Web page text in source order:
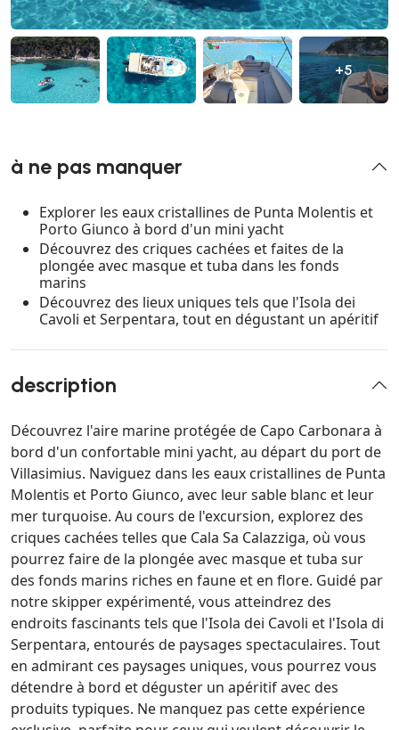
+5
à ne pas manquer
Explorer les eaux cristallines de Punta Molentis et
Porto Giunco à bord d'un mini yacht
Découvrez des criques cachées et faites de la
plongée avec masque et tuba dans les fonds
marins
Découvrez des lieux uniques tels que l'Isola dei
Cavoli et Serpentara, tout en dégustant un apéritif
description
Découvrez l'aire marine protégée de Capo Carbonara à
bord d'un confortable mini yacht, au départ du port de
Villasimius. Naviguez dans les eaux cristallines de Punta
Molentis et Porto Giunco, avec leur sable blanc et leur
mer turquoise. Au cours de l'excursion, explorez des
criques cachées telles que Cala Sa Calazziga, où vous
pourrez faire de la plongée avec masque et tuba sur
des fonds marins riches en faune et en flore. Guidé par
notre skipper expérimenté, vous atteindrez des
endroits fascinants tels que l'Isola dei Cavoli et l'Isola di
Serpentara, entourés de paysages spectaculaires. Tout
en admirant ces paysages uniques, vous pourrez vous
détendre à bord et déguster un apéritif avec des
produits typiques. Ne manquez pas cette expérience